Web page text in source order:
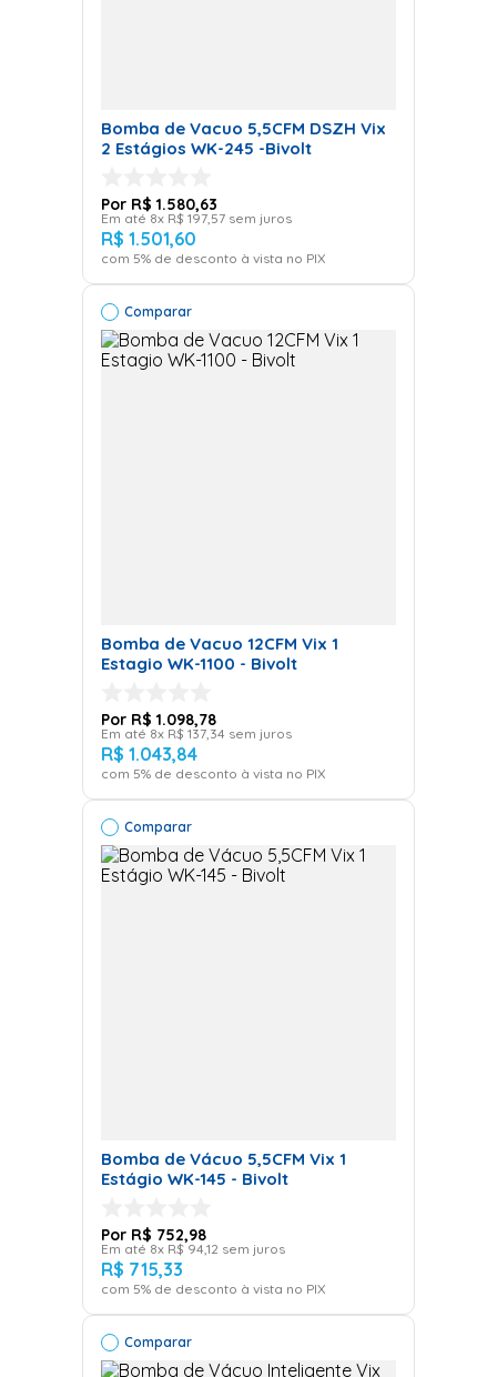
Bomba de Vacuo 5,5CFM DSZH Vix
2 Estágios WK-245 -Bivolt
R$ 1.580,63
Em até 8x R$ 197 57 sem juros
R$ 1.501,60
com 5% de desconto à vista no PIX
Comparar
Bomba de Vacuo 12CFM Vix 1
Estagio WK-1100 - Bivolt
R$ 1.098,78
Em até 8x R$ 137,34 sem juros
R$ 1.043,84
com 5% de desconto à vista no PIX
Comparar
Bomba de Vácuo 5,5CFM Vix 1
Estágio WK-145 - Bivolt
R$ 752,98
Em até 8x R$ 94,12 sem juros
R$ 715,33
com 5% de desconto à vista no PIX
Comparar